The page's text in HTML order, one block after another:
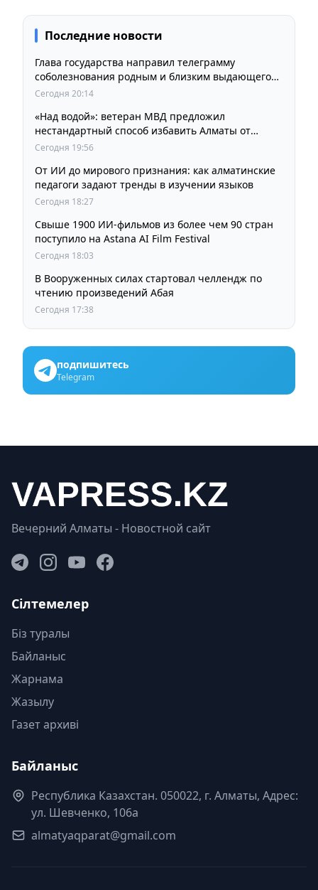
Последние новости
Глава государства направил телеграмму
соболезнования родным и близким выдающегося
кинорежиссера Ардака Амиркулова
Сегодня 20:14
«Над водой»: ветеран МВД предложил
нестандартный способ избавить Алматы от
пробок и смога
Сегодня 19:56
От ИИ до мирового признания: как алматинские
педагоги задают тренды в изучении языков
Сегодня 18:27
Свыше 1900 ИИ-фильмов из более чем 90 стран
поступило на Astana AI Film Festival
Сегодня 18:03
В Вооруженных силах стартовал челлендж по
чтению произведений Абая
Сегодня 17:38
подпишитесь
Telegram
Вечерний Алматы - Новостной сайт
Сілтемелер
Біз туралы
Байланыс
Жарнама
Жазылу
Газет архиві
Байланыс
Республика Казахстан. 050022, г. Алматы, Адрес:
ул. Шевченко, 106а
almatyaqparat@gmail.com